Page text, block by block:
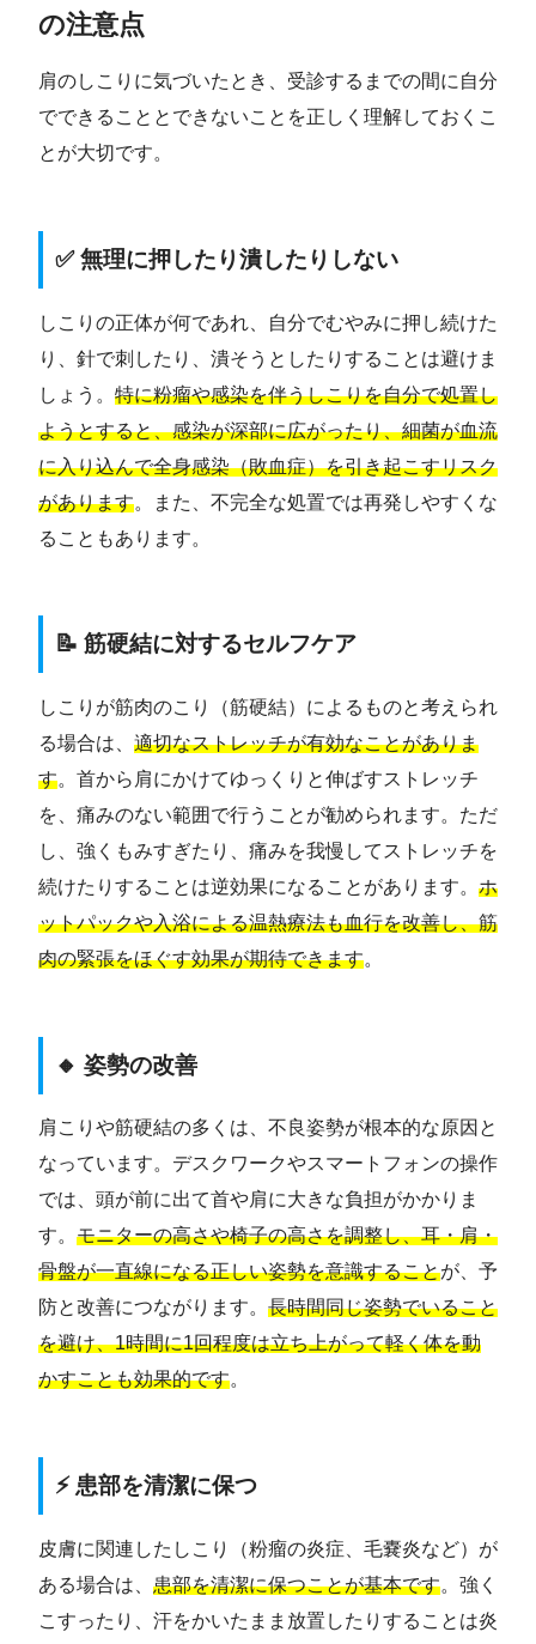
の注意点
肩のしこりに気づいたとき、受診するまでの間に自分
でできることとできないことを正しく理解しておくこ
とが大切です。
✅ 無理に押したり潰したりしない
しこりの正体が何であれ、自分でむやみに押し続けた
り、針で刺したり、潰そうとしたりすることは避けま
しょう。 特に粉瘤や感染を伴うしこりを自分で処置し
ようとすると、感染が深部に広がったり、細菌が血流
に入り込んで全身感染（敗血症）を引き起こすリスク
があります。また、不完全な処置では再発しやすくな
ることもあります。
📝 筋硬結に対するセルフケア
しこりが筋肉のこり（筋硬結）によるものと考えられ
る場合は、 適切なストレッチが有効なことがありま
す。首から肩にかけてゆっくりと伸ばすストレッチ
を、痛みのない範囲で行うことが勧められます。ただ
し、強くもみすぎたり、痛みを我慢してストレッチを
続けたりすることは逆効果になることがあります。 ホ
ットパックや入浴による温熱療法も血行を改善し、筋
肉の緊張をほぐす効果が期待できます。
🔸 姿勢の改善
肩こりや筋硬結の多くは、不良姿勢が根本的な原因と
なっています。デスクワークやスマートフォンの操作
では、頭が前に出て首や肩に大きな負担がかかりま
す。 モニターの高さや椅子の高さを調整し、耳・肩・
骨盤が一直線になる正しい姿勢を意識することが、予
防と改善につながります。 長時間同じ姿勢でいること
を避け、1時間に1回程度は立ち上がって軽く体を動
かすことも効果的です。
⚡ 患部を清潔に保つ
皮膚に関連したしこり（粉瘤の炎症、毛嚢炎など）が
ある場合は、 患部を清潔に保つことが基本です。強く
こすったり、汗をかいたまま放置したりすることは炎